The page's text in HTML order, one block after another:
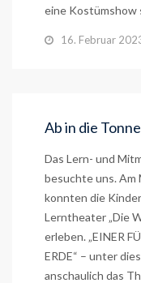
eine Kostümshow
16. Februar
Ab in die
Das Lern- und
besuchte uns. Am
konnten die
Lerntheater „Die
erleben. „EINER
ERDE“ – unter
anschaulich das